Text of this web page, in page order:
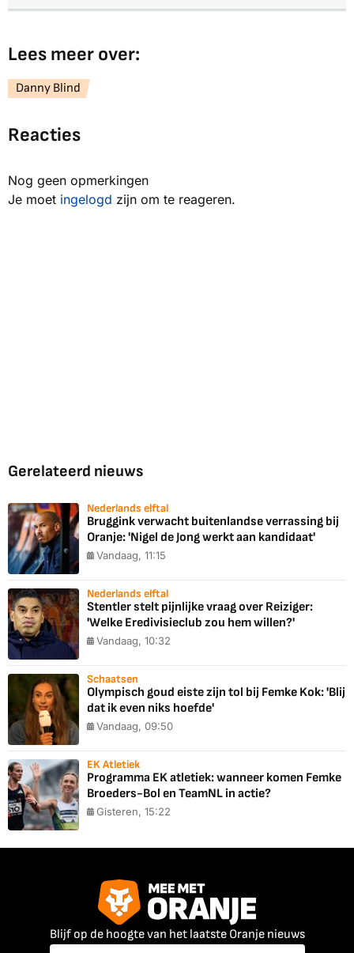
Lees meer over:
Danny Blind
Reacties
Nog geen opmerkingen
Je moet ingelogd zijn om te reageren.
Gerelateerd nieuws
Nederlands elftal
Bruggink verwacht buitenlandse verrassing bij
Oranje: 'Nigel de Jong werkt aan kandidaat'
Vandaag, 11:15
Nederlands elftal
Stentler stelt pijnlijke vraag over Reiziger:
'Welke Eredivisieclub zou hem willen?'
Vandaag, 10:32
Schaatsen
Olympisch goud eiste zijn tol bij Femke Kok: 'Blij
dat ik even niks hoefde'
Vandaag, 09:50
EK Atletiek
Programma EK atletiek: wanneer komen Femke
Broeders-Bol en TeamNL in actie?
Gisteren, 15:22
Blijf op de hoogte van het laatste Oranje nieuws